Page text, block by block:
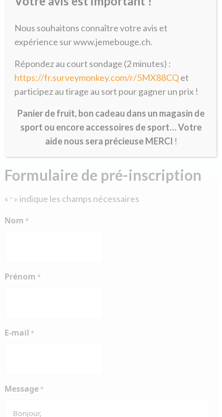
Diplôme de Conseillère en Diététique &
Certificat de Fascia Trainer -
Instructrice de Nordic Propulsing -
Formulaire de pré-inscription
« * » indique les champs nécessaires
Nom *
Prénom *
E-mail *
Message*
Nous souhaitons connaître votre avis et
expérience sur www.jemebouge.ch.
Répondez au court sondage (2 minutes) :
https://fr.surveymonkey.com/r/5MX88CQet
participez au tirage au sort pour gagner un prix !
Panier de fruit, bon cadeau dans un magasin de
sport ou encore accessoires de sport… Votre
aide nous sera précieuse MERCI !